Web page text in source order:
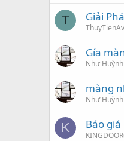
T Giải
Gía
Như Huỳnh
màng
Như Huỳnh
K Báo